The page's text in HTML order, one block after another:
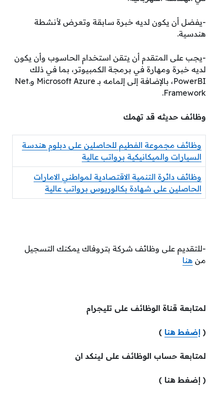
-يفضل أن يكون لديه خبرة سابقة وتعرض لأنشطة
هندسية.
-يجب على المتقدم أن يتقن استخدام الحاسوب وأن يكون
لديه خبرة ومهارة في برمجة الكمبيوتر، بما في ذلك
PowerBI، بالإضافة إلى إلمامه بـ Microsoft Azure و.Net
Framework.
وظائف حديثه قد تهمك
وظائف مجموعة الفطيم للحاصلين على دبلوم هندسة
السيارات والميكانيكية برواتب عالية
وظائف دائرة التنمية الاقتصادية لمواطني الامارات
الحاصلين على شهادة بكالوريوس برواتب عالية
-للتقديم على وظائف شركة بتروفاك يمكنك التسجيل
من هنا
لمتابعة قناة الوظائف على تليجرام
( إضغط هنا )
لمتابعة حساب الوظائف على لينكد ان
( إضغط هنا )